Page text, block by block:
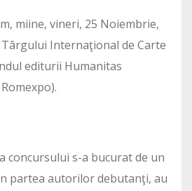
miine, vineri, 25 Noiembrie,
Internaţional de Carte
editurii Humanitas
concursului s-a bucurat de un
partea autorilor debutanţi, au